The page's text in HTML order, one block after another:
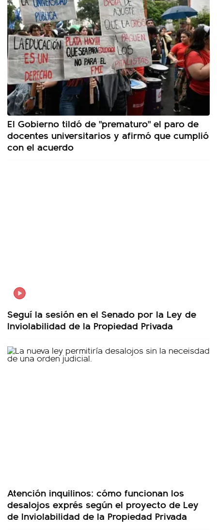
El Gobierno tildó de "prematuro" el paro de
docentes universitarios y afirmó que cumplió
con el acuerdo
Seguí la sesión en el Senado por la Ley de
Inviolabilidad de la Propiedad Privada
Atención inquilinos: cómo funcionan los
desalojos exprés según el proyecto de Ley
de Inviolabilidad de la Propiedad Privada